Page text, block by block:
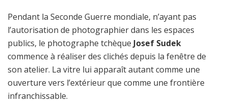
Pendant la Seconde Guerre mondiale, n’ayant pas
l’autorisation de photographier dans les espaces
publics, le photographe tchèque Josef Sudek
commence à réaliser des clichés depuis la fenêtre de
son atelier. La vitre lui apparaît autant comme une
ouverture vers l’extérieur que comme une frontière
infranchissable.